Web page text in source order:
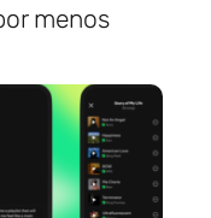
menos